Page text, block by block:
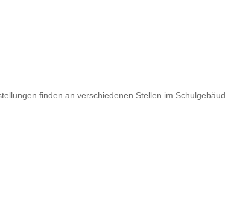
finden an verschiedenen Stellen im